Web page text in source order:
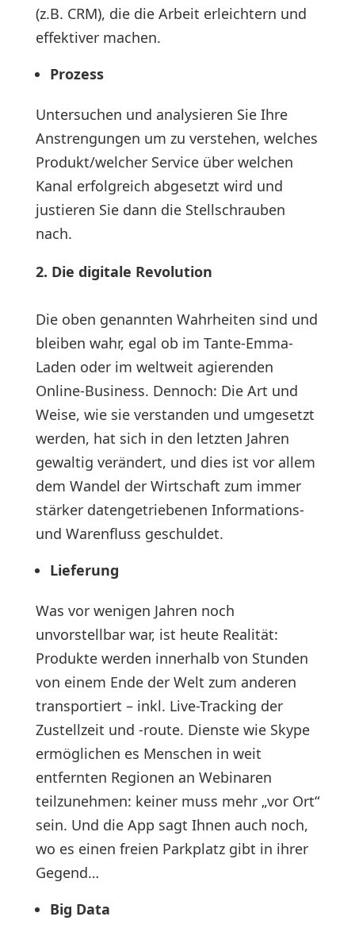
(z.B. CRM), die die Arbeit erleichtern und
effektiver machen.
Prozess
Untersuchen und analysieren Sie Ihre
Anstrengungen um zu verstehen, welches
Produkt/welcher Service über welchen
Kanal erfolgreich abgesetzt wird und
justieren Sie dann die Stellschrauben
nach.
2. Die digitale Revolution
Die oben genannten Wahrheiten sind und
bleiben wahr, egal ob im Tante-Emma-
Laden oder im weltweit agierenden
Online-Business. Dennoch: Die Art und
Weise, wie sie verstanden und umgesetzt
werden, hat sich in den letzten Jahren
gewaltig verändert, und dies ist vor allem
dem Wandel der Wirtschaft zum immer
stärker datengetriebenen Informations-
und Warenfluss geschuldet.
Lieferung
Was vor wenigen Jahren noch
unvorstellbar war, ist heute Realität:
Produkte werden innerhalb von Stunden
von einem Ende der Welt zum anderen
transportiert – inkl. Live-Tracking der
Zustellzeit und -route. Dienste wie Skype
ermöglichen es Menschen in weit
entfernten Regionen an Webinaren
teilzunehmen: keiner muss mehr „vor Ort“
sein. Und die App sagt Ihnen auch noch,
wo es einen freien Parkplatz gibt in ihrer
Gegend…
Big Data